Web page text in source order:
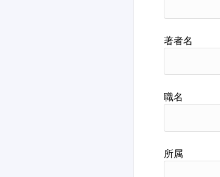
著者名
職名
所属